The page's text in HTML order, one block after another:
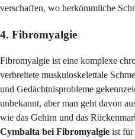
verschaffen, wo herkömmliche
4. Fibromyalgie
Fibromyalgie ist eine komplexe
verbreitete muskuloskelettale
und Gedächtnisprobleme
unbekannt, aber man geht davon
wie das Gehirn und das
Cymbalta bei Fibromyalgie ist für